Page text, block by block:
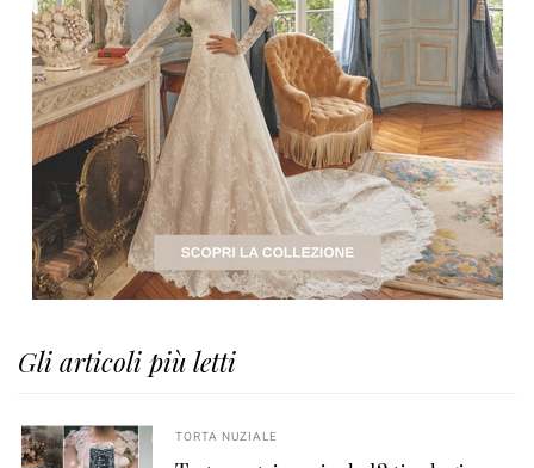
Gli articoli più letti
TORTA NUZIALE